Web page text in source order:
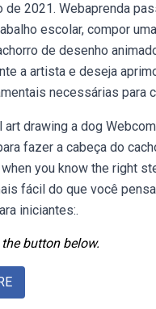
2021. Webaprenda
escolar, compor
de desenho
a artista e deseja
necessárias para
drawing a dog
fazer a cabeça do
you know the right
fácil do que você
iniciantes:.
button below.